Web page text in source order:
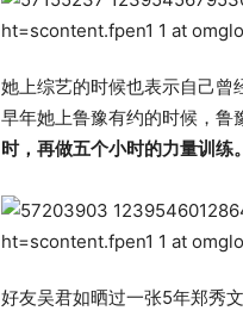
她上综艺的时候也表示自己曾
早年她上鲁豫有约的时候，鲁
时，再做五个小时的力量训练。
好友吴君如晒过一张5年郑秀